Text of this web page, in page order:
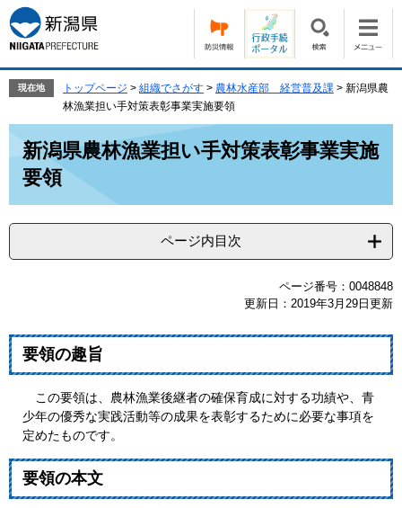
ー
ジ
の
で
す。
ニ
ュ
ー
ば
現在地 トップページ > 組織でさがす > 農林水産部 経営普及課 > 新潟県農
林漁業担い手対策表彰事業実施要領
新潟県農林漁業担い手対策表彰事業実施
要領
ページ内目次
ページ番号：0048848
更新日：2019年3月29日更新
要領の趣旨
この要領は、農林漁業後継者の確保育成に対する功績や、青
少年の優秀な実践活動等の成果を表彰するために必要な事項を
定めたものです。
要領の本文